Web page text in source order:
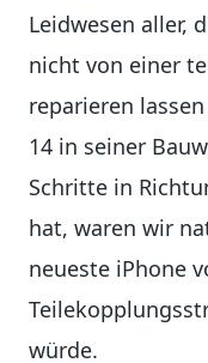
Leidwesen aller,
nicht von einer
reparieren
14 in seiner
Schritte in
hat, waren wir
neueste iPhone
würde.